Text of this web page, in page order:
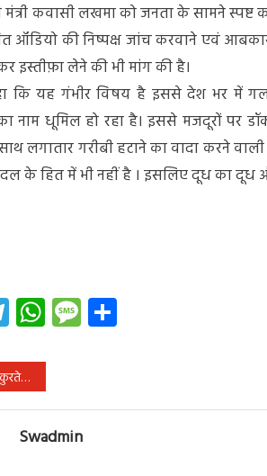
कवासी लखमा को जनता के सामने स्पष्ट
की निष्पक्ष जांच करवाने एवं
इस्तीफ़ा लेने की भी मांग की है।
कि यह गंभीर विषय है इससे देश भर में
नाम धूमिल हो रहा है। इससे मजदूरों पर
लगातार गरीबी हटाने का वादा करने
दल के हित में भी नहीं है । इसलिए दूध का दूध
Telegram
WhatsApp
Message
थे-उपासने
Swadmin